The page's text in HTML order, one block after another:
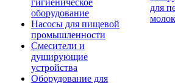
гигиеническое
оборудование
Насосы для пищевой
промышленности
Смесители и
душирующие
устройства
Оборудование для
для